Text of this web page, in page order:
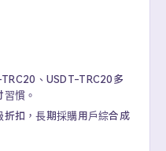
、USDT-TRC20多
慣。
扣，長期採購用戶綜合成